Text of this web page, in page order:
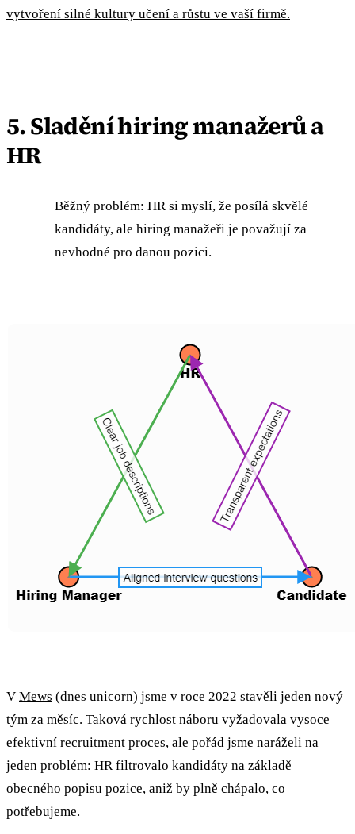
vytvoření silné kultury učení a růstu ve vaší firmě.
5. Sladění hiring manažerů a
HR
Běžný problém: HR si myslí, že posílá skvělé
kandidáty, ale hiring manažeři je považují za
nevhodné pro danou pozici.
V Mews (dnes unicorn) jsme v roce 2022 stavěli jeden nový
tým za měsíc. Taková rychlost náboru vyžadovala vysoce
efektivní recruitment proces, ale pořád jsme naráželi na
jeden problém: HR filtrovalo kandidáty na základě
obecného popisu pozice, aniž by plně chápalo, co
potřebujeme.